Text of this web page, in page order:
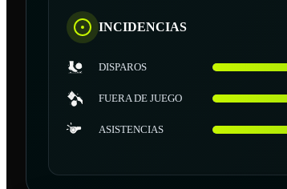
INCIDENCIAS
DISPAROS
FUERA DE JUEGO
ASISTENCIAS